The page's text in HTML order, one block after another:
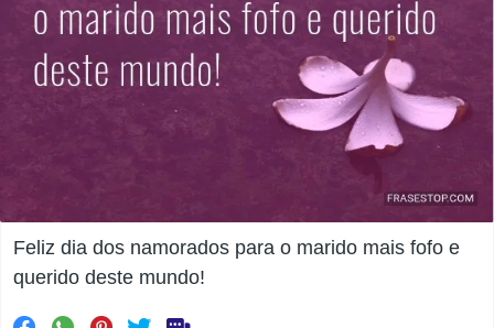
Feliz dia dos namorados para o marido mais fofo e
querido deste mundo!